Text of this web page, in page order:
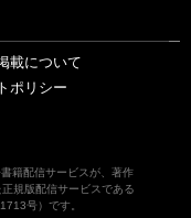
載について
ポリシー
籍配信サービスが、著作
規版配信サービスである
号）です。